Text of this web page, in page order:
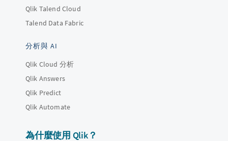
Qlik Talend Cloud
Talend Data Fabric
分析與 AI
Qlik Cloud 分析
Qlik Answers
Qlik Predict
Qlik Automate
為什麼使用 Qlik？